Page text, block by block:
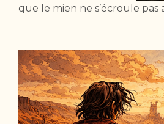
que le mien ne s’écroule pas